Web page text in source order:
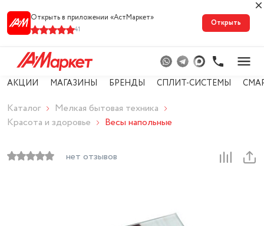
Открыть в приложении «АстМарке‪т‬»
41
Открыть
АКЦИИ МАГАЗИНЫ БРЕНДЫ СПЛИТ-СИСТЕМЫ
Каталог
Мелкая бытовая техника
Красота и здоровье
Весы напольные
нет отзывов